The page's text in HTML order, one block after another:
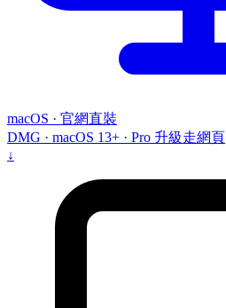
macOS · 官網直裝
DMG · macOS 13+ · Pro 升級走網頁
↓